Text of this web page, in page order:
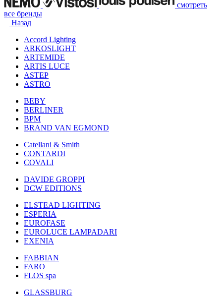
смотреть
все бренды
Назад
Accord Lighting
ARKOSLIGHT
ARTEMIDE
ARTIS LUCE
ASTEP
ASTRO
BEBY
BERLINER
BPM
BRAND VAN EGMOND
Catellani & Smith
CONTARDI
COVALI
DAVIDE GROPPI
DCW EDITIONS
ELSTEAD LIGHTING
ESPERIA
EUROFASE
EUROLUCE LAMPADARI
EXENIA
FABBIAN
FARO
FLOS spa
GLASSBURG